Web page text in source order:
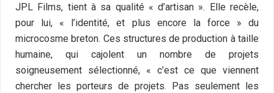
JPL Films, tient à sa qualité « d’artisan ». Elle recèle,
pour lui, « l’identité, et plus encore la force » du
microcosme breton. Ces structures de production à taille
humaine, qui cajolent un nombre de projets
soigneusement sélectionné, « c’est ce que viennent
chercher les porteurs de projets. Pas seulement les